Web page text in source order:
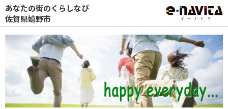
あなたの街のくらしなび
佐賀県嬉野市